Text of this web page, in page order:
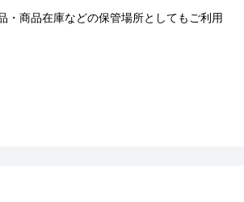
・商品在庫などの保管場所としてもご利用